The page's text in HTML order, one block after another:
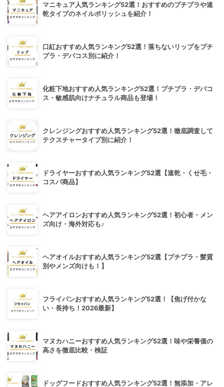
マニキュア人気ランキング52選！おすすめのプチプラや速
乾タイプのネイルポリッシュを紹介！
口紅おすすめ人気ランキング52選！落ちないリップをプチ
プラ・デパコス別に紹介！
化粧下地おすすめ人気ランキング52選！プチプラ・デパコ
ス・敏感肌向けナチュラル商品も登場！
クレンジングおすすめ人気ランキング52選！徹底調査して
テクスチャータイプ別に紹介！
ドライヤーおすすめ人気ランキング52選【速乾・くせ毛・
コスパ商品】
ヘアアイロンおすすめ人気ランキング52選！初心者・メン
ズ向け・海外対応も♪
ヘアオイルおすすめ人気ランキング52選【プチプラ・髪質
別やメンズ向けも！】
フライパンおすすめ人気ランキング52選！【焦げ付かな
い・長持ち！2026最新】
マヌカハニーおすすめ人気ランキング52選！味や栄養価の
高さを徹底比較・検証
ドッグフードおすすめ人気ランキング52選！無添加・アレ